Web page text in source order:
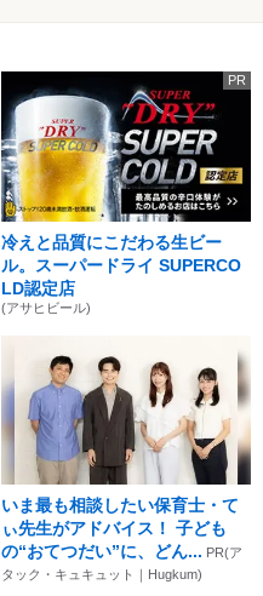
PR
冷えと品質にこだわる生ビー
ル。スーパードライ SUPERCO
LD認定店
(アサヒビール)
いま最も相談したい保育士・て
ぃ先生がアドバイス！ 子ども
の“おてつだい”に、どん... PR(ア
タック・キュキュット｜Hugkum)